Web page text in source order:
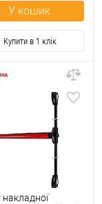
У кошик
Купити в 1 клік